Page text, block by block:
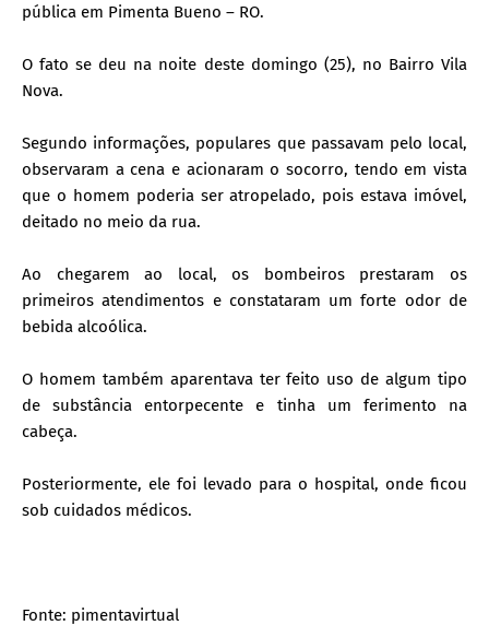
pública em Pimenta Bueno – RO.
O fato se deu na noite deste domingo (25), no Bairro Vila
Nova.
Segundo informações, populares que passavam pelo local,
observaram a cena e acionaram o socorro, tendo em vista
que o homem poderia ser atropelado, pois estava imóvel,
deitado no meio da rua.
Ao chegarem ao local, os bombeiros prestaram os
primeiros atendimentos e constataram um forte odor de
bebida alcoólica.
O homem também aparentava ter feito uso de algum tipo
de substância entorpecente e tinha um ferimento na
cabeça.
Posteriormente, ele foi levado para o hospital, onde ficou
sob cuidados médicos.
Fonte: pimentavirtual